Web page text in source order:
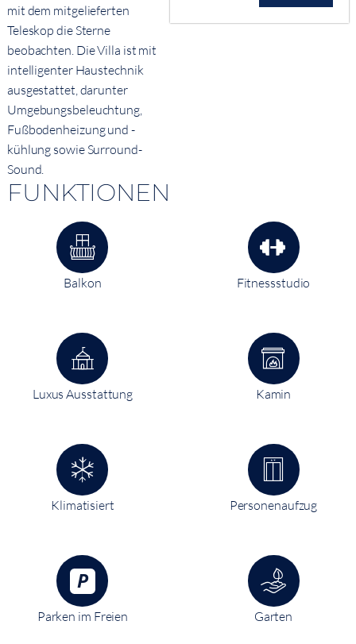
mit dem mitgelieferten
Teleskop die Sterne
beobachten. Die Villa ist mit
intelligenter Haustechnik
ausgestattet, darunter
Umgebungsbeleuchtung,
Fußbodenheizung und -
kühlung sowie Surround-
Sound.
FUNKTIONEN
Balkon Fitnessstudio
Luxus Ausstattung Kamin
Klimatisiert Personenaufzug
Parken im Freien Garten